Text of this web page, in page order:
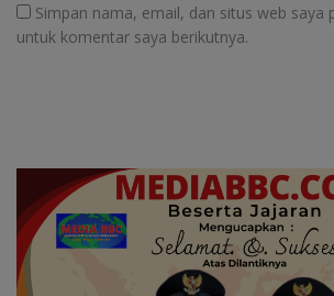
Simpan nama, email, dan situs web saya
untuk komentar saya berikutnya.